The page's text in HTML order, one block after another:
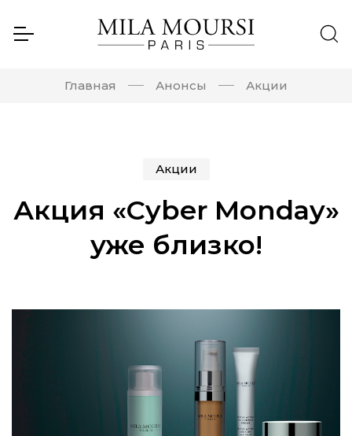
Главная Анонсы Акции
Акции
Акция «Cyber Monday»
уже близко!